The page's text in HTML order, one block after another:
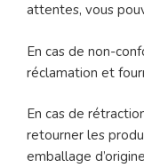
attentes, vous
En cas de non-
réclamation et
En cas de
retourner les
emballage